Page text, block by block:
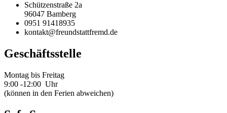
Schützenstraße 2a
96047 Bamberg
0951 91418935
kontakt@freundstattfremd.de
Geschäftsstelle
Montag bis Freitag
9:00 -12:00 Uhr
(können in den Ferien abweichen)